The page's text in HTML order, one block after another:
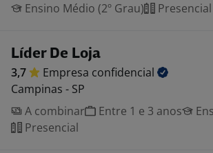
Ensino Médio (2º Grau)
Presencial
Líder De Loja
3,7 Empresa confidencial
Campinas - SP
A combinar
Entre 1 e 3 anos
Presencial